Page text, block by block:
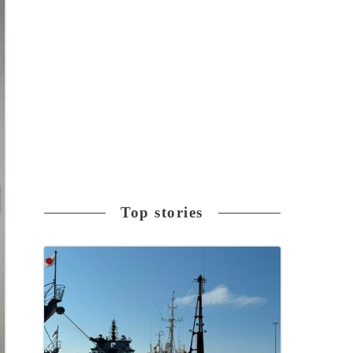
Top stories